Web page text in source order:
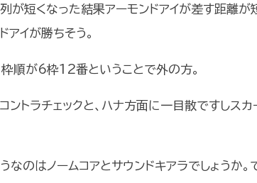
が短くなった結果アーモンドアイが差す距離が
アイが勝ちそう。
順が6枠12番ということで外の方。
ントラチェックと、ハナ方面に一目散ですしスカ
なのはノームコアとサウンドキアラでしょうか。